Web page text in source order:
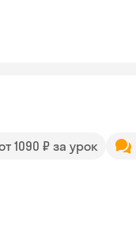
1090 ₽ за урок